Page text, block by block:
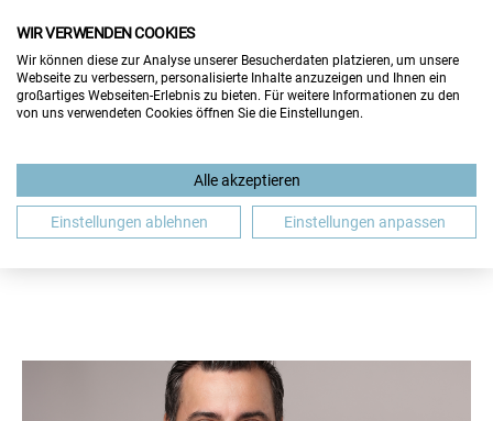
BEWERBUNG GASTBEITRAG GEHALT
JOBMESSE JOBSUCHE SALZBURG WIEN
WIR VERWENDEN COOKIES
Wir können diese zur Analyse unserer Besucherdaten platzieren, um unsere
Webseite zu verbessern, personalisierte Inhalte anzuzeigen und Ihnen ein
großartiges Webseiten-Erlebnis zu bieten. Für weitere Informationen zu den
von uns verwendeten Cookies öffnen Sie die Einstellungen.
Alle akzeptieren
Einstellungen ablehnen Einstellungen anpassen